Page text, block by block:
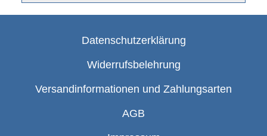
Datenschutzerklärung
Widerrufsbelehrung
Versandinformationen und Zahlungsarten
AGB